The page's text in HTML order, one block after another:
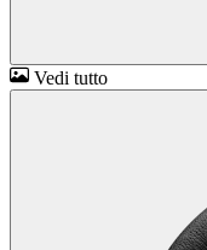
Vedi tutto